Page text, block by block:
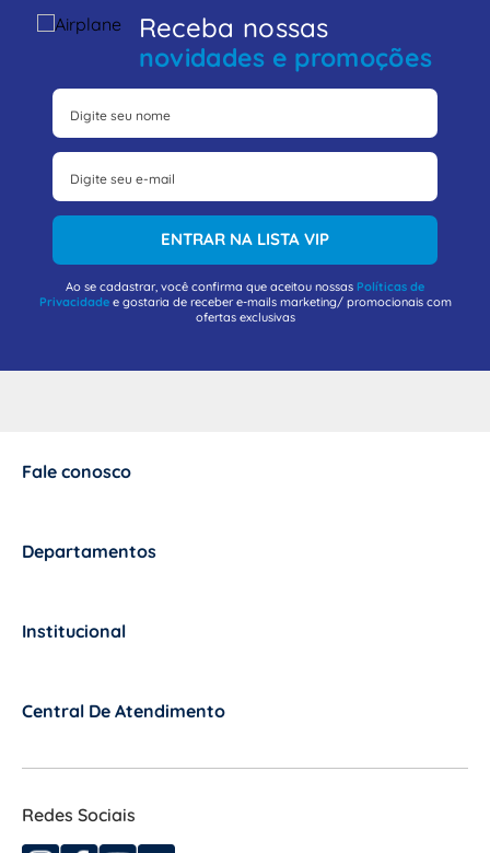
Receba nossas
novidades e promoções
ENTRAR NA LISTA VIP
Ao se cadastrar, você confirma que aceitou nossas Políticas de
Privacidadee gostaria de receber e-mails marketing/ promocionais com
ofertas exclusivas
Fale conosco
Departamentos
Institucional
Central De Atendimento
Redes Sociais